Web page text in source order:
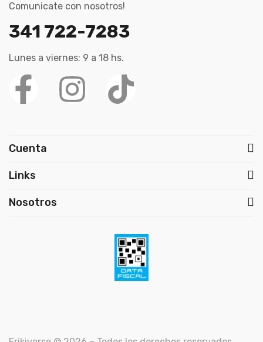
Comunicate con nosotros!
341 722-7283
Lunes a viernes: 9 a 18 hs.
Cuenta
Links
Nosotros